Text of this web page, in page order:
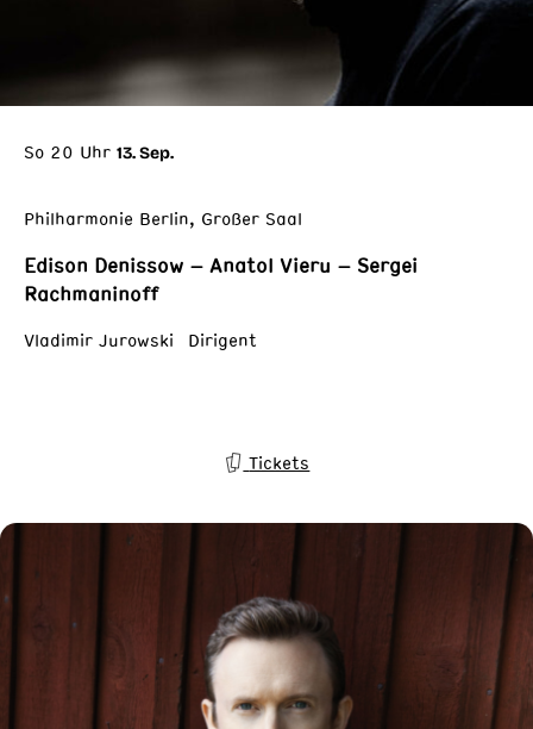
So 20 Uhr 13. Sep.
Philharmonie Berlin, Großer Saal
Edison Denissow – Anatol Vieru – Sergei
Rachmaninoff
Vladimir Jurowski Dirigent
Tickets